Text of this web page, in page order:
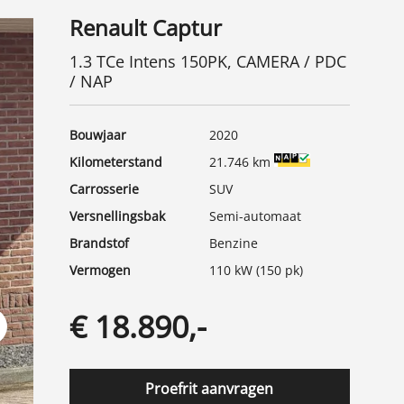
Renault Captur
1.3 TCe Intens 150PK, CAMERA / PDC
/ NAP
Bouwjaar
2020
Kilometerstand
21.746 km
Carrosserie
SUV
Versnellingsbak
Semi-automaat
Brandstof
Benzine
Vermogen
110 kW (150 pk)
€ 18.890,-
Proefrit aanvragen